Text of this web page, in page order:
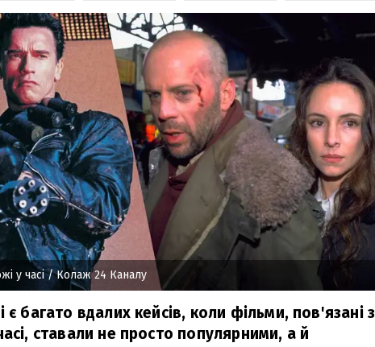
у часі/ Колаж 24 Каналу
є багато вдалих кейсів, коли фільми, пов'язані з
ставали не просто популярними, а й